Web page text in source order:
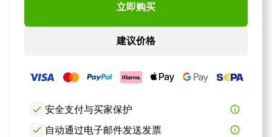
立即购买
建议价格
check 安全支付与买家保护
info_outline
check 自动通过电子邮件发送发票
info_outline